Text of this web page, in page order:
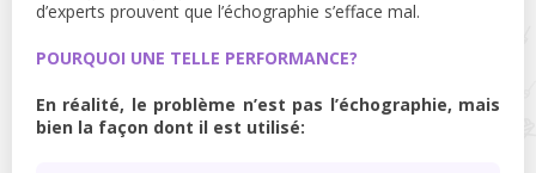
d’experts prouvent que l’échographie s’efface mal.
POURQUOI UNE TELLE PERFORMANCE?
En réalité, le problème n’est pas l’échographie, mais
bien la façon dont il est utilisé: